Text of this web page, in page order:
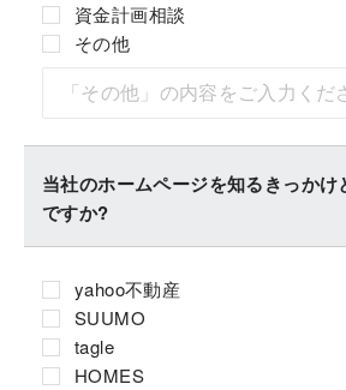
資金計画相談
その他
当社のホームページを知るきっか
ですか?
yahoo不動産
SUUMO
tagle
HOMES